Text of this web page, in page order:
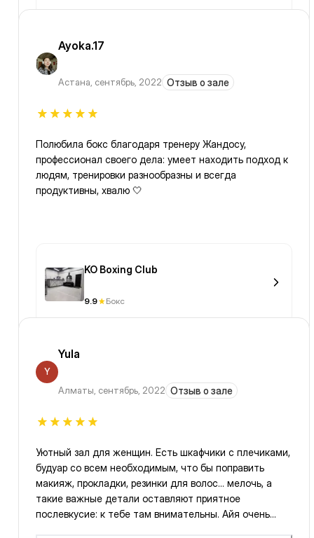
Ayoka.17
Астана, сентябрь, 2022 Отзыв о зале
Полюбила бокс благодаря тренеру Жандосу,
профессионал своего дела: умеет находить подход к
людям, тренировки разнообразны и всегда
продуктивны, хвалю 🤍
KO Boxing Club
9.9 Бокс
Y
Yula
Алматы, сентябрь, 2022 Отзыв о зале
Уютный зал для женщин. Есть шкафчики с плечиками,
будуар со всем необходимым, что бы поправить
макияж, прокладки, резинки для волос... мелочь, а
такие важные детали оставляют приятное
послевкусие: к тебе там внимательны. Айя очень